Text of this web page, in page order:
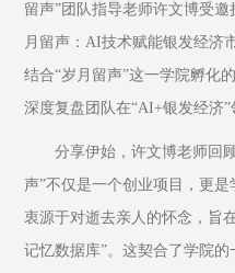
留声”团队指导老师许文博受
月留声：AI技术赋能银发经济
结合“岁月留声”这一学院孵化
深度复盘团队在“AI+银发经济”
分享伊始，许文博老师回
声”不仅是一个创业项目，更
衷源于对逝去亲人的怀念，旨
记忆数据库”。这契合了学院